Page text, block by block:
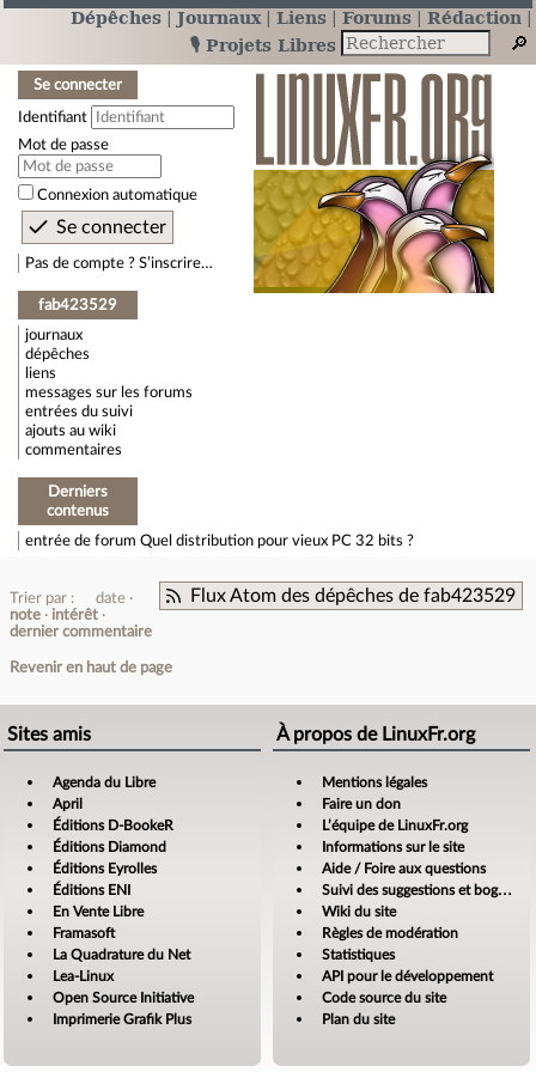
Dépêches Journaux Liens Forums
Rédaction
🎙️ Projets Libres
Se connecter
Identifiant
Mot de passe
Connexion automatique
Pas de compte ? S’inscrire…
fab423529
journaux
dépêches
liens
messages sur les forums
entrées du suivi
ajouts au wiki
commentaires
Derniers
contenus
entrée de forum Quel distribution pour vieux PC 32 bits ?
Flux Atom des dépêches de fab423529
Trier par :
date
note
intérêt
dernier commentaire
Revenir en haut de page
Sites amis
Agenda du Libre
April
Éditions D-BookeR
Éditions Diamond
Éditions Eyrolles
Éditions ENI
En Vente Libre
Framasoft
La Quadrature du Net
Lea-Linux
Open Source Initiative
Imprimerie Grafik Plus
À propos de LinuxFr.org
Mentions légales
Faire un don
L’équipe de LinuxFr.org
Informations sur le site
Aide / Foire aux questions
Suivi des suggestions et bogues
Wiki du site
Règles de modération
Statistiques
API pour le développement
Code source du site
Plan du site